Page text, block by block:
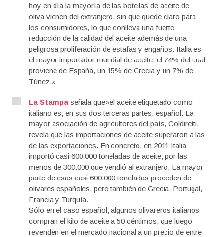
hoy en día la mayoría de las botellas de aceite de
oliva vienen del extranjero, sin que quede claro para
los consumidores, lo que conlleva una fuerte
reducción de la calidad del aceite además de una
peligrosa proliferación de estafas y engaños. Italia es
el mayor importador mundial de aceite, el 74% del cual
proviene de España, un 15% de Grecia y un 7% de
Túnez.»
La Stampa señala que»el aceite etiquetado como
italiano es, en sus dos terceras partes, español. La
mayor asociación de agricultores del país, Coldiretti,
revela que las importaciones de aceite superaron a las
de las exportaciones. En concreto, en 2011 Italia
importó casi 600.000 toneladas de aceite, por las
menos de 300.000 que vendió al extranjero. La mayor
parte de esas casi 600.000 toneladas proceden de
olivares españoles, pero también de Grecia, Portugal,
Francia y Turquía.
Sólo en el caso español, algunos olivareros italianos
compran el kilo de aceite a 50 céntimos, que luego
revenden en el mercado nacional a un precio de entre